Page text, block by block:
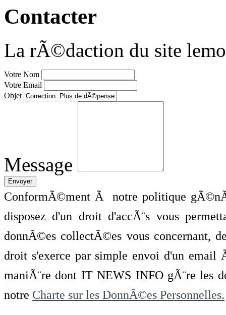
Contacter
La rÃ©daction du site
Votre Nom
Votre Email
Objet
Message
ConformÃ©ment Ã notre politique
disposez d'un droit d'accÃ¨s vous
donnÃ©es collectÃ©es vous concernant,
droit s'exerce par simple envoi d'un
maniÃ¨re dont IT NEWS INFO gÃ¨re les
notre Charte sur les DonnÃ©es Personnelles.